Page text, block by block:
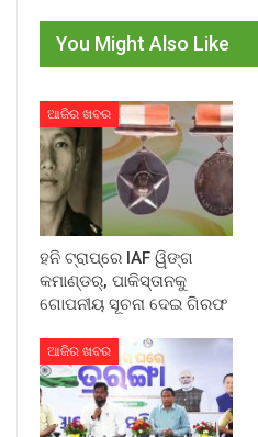
You Might Also Like
ଆଜିର ଖବର
ହନି ଟ୍ରାପ୍‌ରେ IAF ୱିଙ୍ଗ
କମାଣ୍ଡର୍, ପାକିସ୍ତାନକୁ
ଗୋପନୀୟ ସୂଚନା ଦେଇ ଗିରଫ
ଆଜିର ଖବର